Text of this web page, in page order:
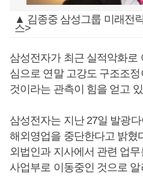
▲ 김종중 삼성그룹 미래전
스>
삼성전자가 최근 실적악화로
심으로 연말 고강도 구조조
것이라는 관측이 힘을 얻고
삼성전자는 지난 27일 발광
해외영업을 중단한다고 밝혔
외법인과 지사에서 관련 업
사업부로 이동중인 것으로 알